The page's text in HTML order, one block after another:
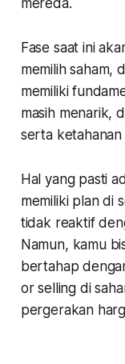
Fase saat ini
memilih saham,
memiliki
masih menarik,
serta
Hal yang pasti
memiliki plan di
tidak reaktif
Namun, kamu
bertahap
or selling di
pergerakan